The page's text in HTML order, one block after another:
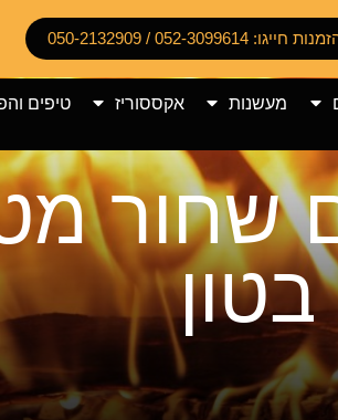
3099614 / 050-2132909
מעשנות אקססוריז
טיפים
שחור
בטון